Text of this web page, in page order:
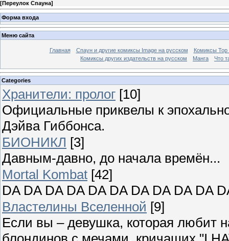
[Переулок Спауна]
Форма входа
Меню сайта
Главная Спаун и другие комиксы Image на русском
Комиксы
Комиксы других издательств на русском
Манга Что
Categories
Хранители: пролог [10]
Официальные приквелы к
Дэйва Гиббонса.
БИОНИКЛ [3]
Давным-давно, до начала времён...
Mortal Kombat [42]
DA DA DA DA DA DA DA DA DA DA
Властелины Вселенной [9]
Если вы – девушка, которая любит